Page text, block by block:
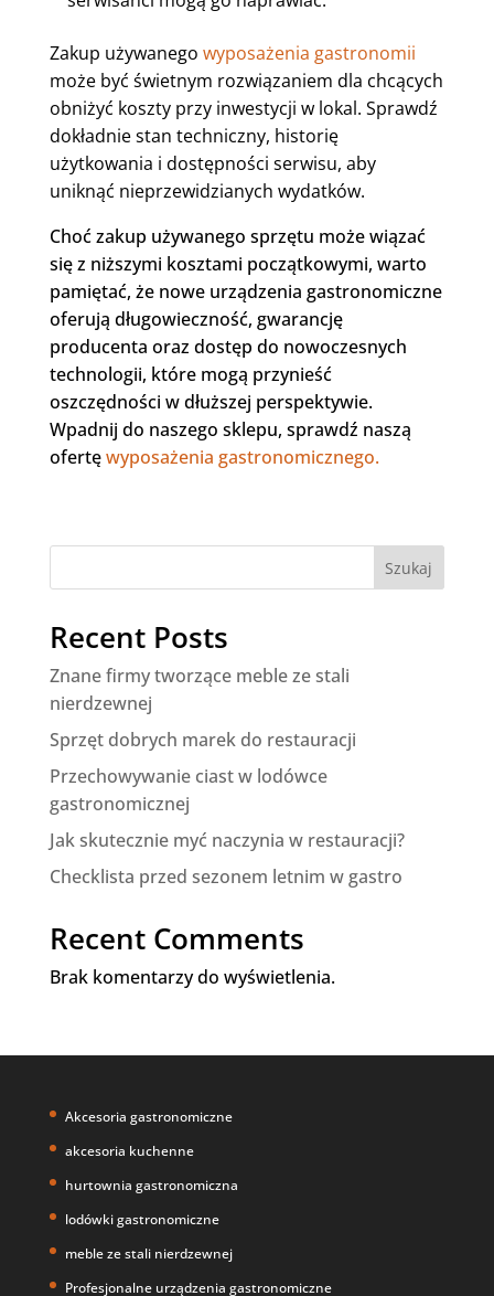
Zakup używanego wyposażenia gastronomii
może być świetnym rozwiązaniem dla chcących
obniżyć koszty przy inwestycji w lokal. Sprawdź
dokładnie stan techniczny, historię
użytkowania i dostępności serwisu, aby
uniknąć nieprzewidzianych wydatków.
Choć zakup używanego sprzętu może wiązać
się z niższymi kosztami początkowymi, warto
pamiętać, że nowe urządzenia gastronomiczne
oferują długowieczność, gwarancję
producenta oraz dostęp do nowoczesnych
technologii, które mogą przynieść
oszczędności w dłuższej perspektywie.
Wpadnij do naszego sklepu, sprawdź naszą
ofertęwyposażenia gastronomicznego.
Szukaj
Recent Posts
Znane firmy tworzące meble ze stali
nierdzewnej
Sprzęt dobrych marek do restauracji
Przechowywanie ciast w lodówce
gastronomicznej
Jak skutecznie myć naczynia w restauracji?
Checklista przed sezonem letnim w gastro
Recent Comments
Brak komentarzy do wyświetlenia.
Akcesoria gastronomiczne
akcesoria kuchenne
hurtownia gastronomiczna
lodówki gastronomiczne
meble ze stali nierdzewnej
Profesjonalne urządzenia gastronomiczne